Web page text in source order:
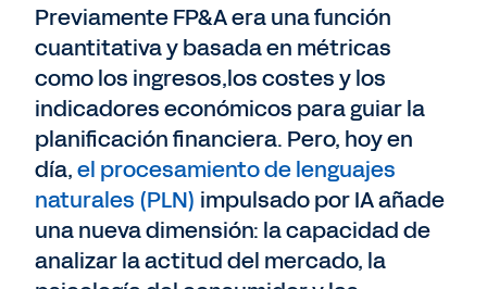
Previamente FP&A era una función
cuantitativa y basada en métricas
como los ingresos,los costes y los
indicadores económicos para guiar la
planificación financiera. Pero, hoy en
día,el procesamiento de lenguajes
naturales (PLN) impulsado por IA añade
una nueva dimensión: la capacidad de
analizar la actitud del mercado, la